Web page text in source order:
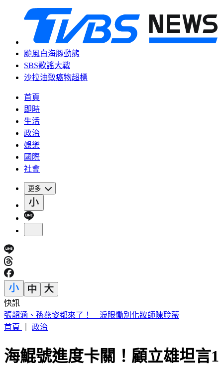
颱風白海豚動態
SBS歌謠大戰
沙拉油致癌物超標
首頁
即時
生活
政治
娛樂
國際
社會
更多
快訊
高雄老闆暖心收留更生人「險全家遭割喉」 12歲兒機智護親
首頁
政治
海鯤號進度卡關！顧立雄坦言1